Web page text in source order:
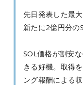
先日発表した最
新たに2億円分の
SOL価格が割安
きる好機。取得
ング報酬による